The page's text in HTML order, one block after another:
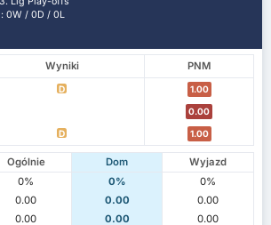
: 0W / 0D / 0L
Wyniki
PNM
D 1.00
0.00
D 1.00
Ogólnie Dom
Wyjazd
0% 0%
0%
0.00 0.00
0.00
0.00 0.00
0.00